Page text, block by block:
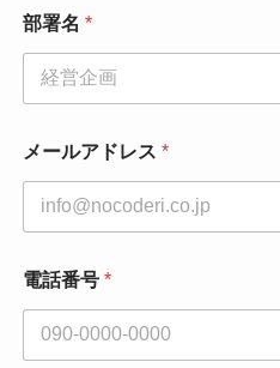
部署名 *
メールアドレス *
ー
ル
電話番号 *